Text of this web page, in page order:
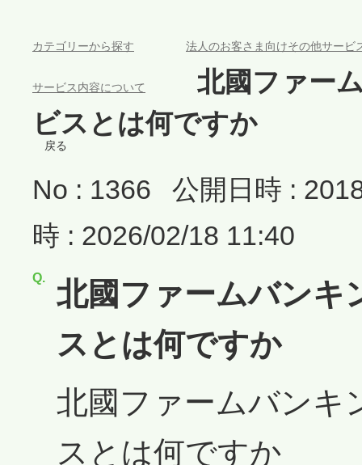
カテゴリーから探す 法人のお客さま向けその他サービ
サービス内容について
北國ファー
ビスとは何ですか
戻る
No : 1366
公開日時 :
時 : 2026/02/18 11:40
北國ファームバンキ
スとは何ですか
北國ファームバンキ
スとは何ですか